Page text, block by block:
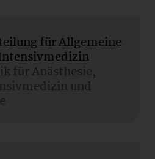
für Allgemeine
für Anästhesie,
und